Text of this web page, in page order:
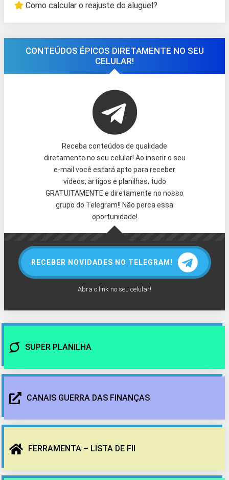
Como calcular o reajuste do aluguel?
CONTEÚDOS ÉPICOS DIRETAMENTE NO SEU
CELULAR!
Receba conteúdos de qualidade
diretamente no seu celular! Ao inserir o seu
e-mail você estará apto para receber
vídeos, artigos e planilhas, tudo
GRATUITAMENTE e diretamente no nosso
grupo do Telegram!! Não perca essa
oportunidade!
RECEBER NOVIDADES NO TELEGRAM!
Abra o link no seu celular!
SUPER PLANILHA
CANAIS GUERRA DAS FINANÇAS
FERRAMENTA – LISTA DE FII